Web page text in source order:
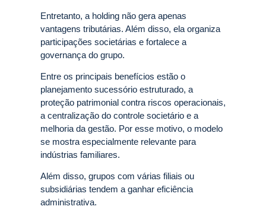
Entretanto, a holding não gera apenas
vantagens tributárias. Além disso, ela organiza
participações societárias e fortalece a
governança do grupo.
Entre os principais benefícios estão o
planejamento sucessório estruturado, a
proteção patrimonial contra riscos operacionais,
a centralização do controle societário e a
melhoria da gestão. Por esse motivo, o modelo
se mostra especialmente relevante para
indústrias familiares.
Além disso, grupos com várias filiais ou
subsidiárias tendem a ganhar eficiência
administrativa.